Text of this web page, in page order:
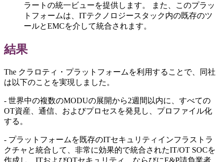
ラートの統一ビューを提供します。 また、このプラッ
トフォームは、ITテクノロジースタック内の既存のツ
ールとEMCを介して統合されます。
結果
The クラロティ・プラットフォームを利用することで、同社
は以下のことを実現しました。
- 世界中の複数のMODUの展開から2週間以内に、すべての
OT資産、通信、およびプロセスを発見し、プロファイル化
する。
- プラットフォームを既存のITセキュリティインフラストラ
クチャと統合して、非常に効果的で統合されたIT/OT SOCを
作成し、ITおよびOTセキュリティ、ならびにE&P請負業者